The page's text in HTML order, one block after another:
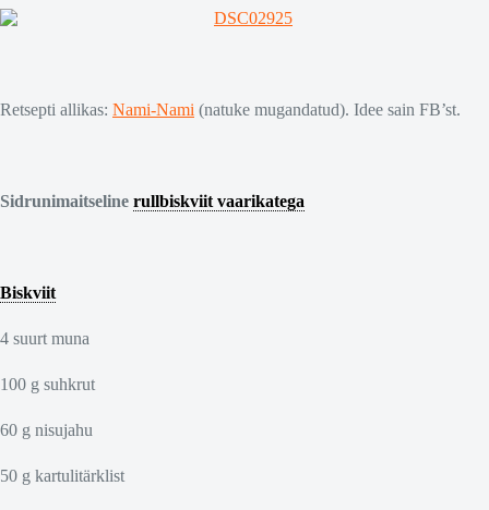
Retsepti allikas: Nami-Nami (natuke mugandatud). Idee sain FB’st.
Sidrunimaitseline rullbiskviit vaarikatega
Biskviit
4 suurt muna
100 g suhkrut
60 g nisujahu
50 g kartulitärklist